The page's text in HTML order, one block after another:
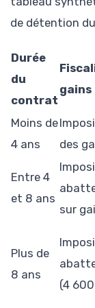
de détention
Durée
du
contrat
gains
Moins de
4 ans
des
Entre 4
et 8 ans
sur
Plus de
8 ans
(4